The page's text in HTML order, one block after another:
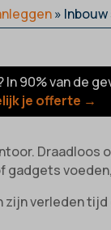
»
90% van de
je offerte →
Draadloos
verleden